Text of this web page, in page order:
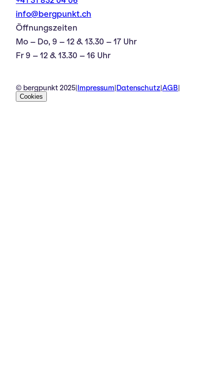
info@bergpunkt.ch
Öffnungszeiten
Mo – Do, 9 – 12 & 13.30 – 17 Uhr
Fr 9 – 12 & 13.30 – 16 Uhr
© bergpunkt 2025 Impressum Datenschutz AGB
Cookies